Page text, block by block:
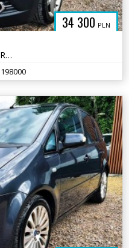
34 300 PLN
BENZYNA * skóra * GRZANA KIEROWNICA * kamera * FULL * okazja
198000